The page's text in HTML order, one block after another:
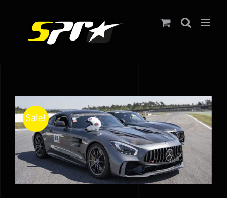
springen
Sale!